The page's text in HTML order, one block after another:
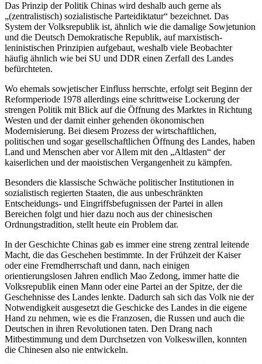
Das Prinzip der Politik Chinas wird deshalb auch gerne als
„(zentralistisch) sozialistische Parteidiktatur“ bezeichnet. Das
System der Volksrepublik ist, ähnlich wie die damalige Sowjetunion
und die Deutsch Demokratische Republik, auf marxistisch-
leninistischen Prinzipien aufgebaut, weshalb viele Beobachter
häufig ähnlich wie bei SU und DDR einen Zerfall des Landes
befürchteten.
Wo ehemals sowjetischer Einfluss herrschte, erfolgt seit Beginn der
Reformperiode 1978 allerdings eine schrittweise Lockerung der
strengen Politik mit Blick auf die Öffnung des Marktes in Richtung
Westen und der damit einher gehenden ökonomischen
Modernisierung. Bei diesem Prozess der wirtschaftlichen,
politischen und sogar gesellschaftlichen Öffnung des Landes, haben
Land und Menschen aber vor Allem mit den „Altlasten“ der
kaiserlichen und der maoistischen Vergangenheit zu kämpfen.
Besonders die klassische Schwäche politischer Institutionen in
sozialistisch regierten Staaten, die aus unbeschränkten
Entscheidungs- und Eingriffsbefugnissen der Partei in allen
Bereichen folgt und hier dazu noch aus der chinesischen
Ordnungstradition, stellt heute ein Problem dar.
In der Geschichte Chinas gab es immer eine streng zentral leitende
Macht, die das Geschehen bestimmte. In der Frühzeit der Kaiser
oder eine Fremdherrschaft und dann, nach einigen
orientierungslosen Jahren endlich Mao Zedong, immer hatte die
Volksrepublik einen Mann oder eine Partei an der Spitze, der die
Geschehnisse des Landes lenkte. Dadurch sah sich das Volk nie der
Notwendigkeit ausgesetzt die Geschicke des Landes in die eigene
Hand zu nehmen, wie es die Franzosen, die Russen und auch die
Deutschen in ihren Revolutionen taten. Den Drang nach
Mitbestimmung und dem Durchsetzen von Volkeswillen, konnten
die Chinesen also nie entwickeln.